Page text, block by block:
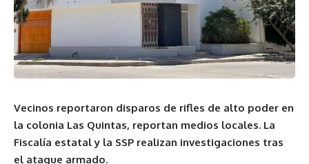
Vecinos reportaron disparos de rifles de alto poder en
la colonia Las Quintas, reportan medios locales. La
Fiscalía estatal y la SSP realizan investigaciones tras
el ataque armado.